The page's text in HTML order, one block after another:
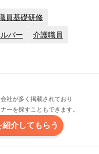
員基礎研修
パー 介護職員
社が多く掲載されており
ーを探すこともできます。
介してもらう